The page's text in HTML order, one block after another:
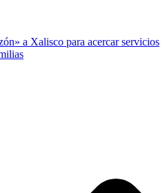
a Xalisco para acercar servicios